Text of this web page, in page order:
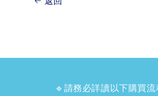
🔹請務必詳讀以下購買